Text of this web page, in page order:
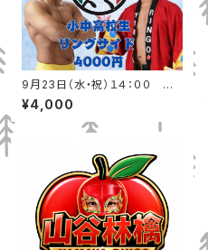
9月23日（水・祝）１４：００ 青
森産業会館（青森市）小中高校
生リングサイド
¥4,000